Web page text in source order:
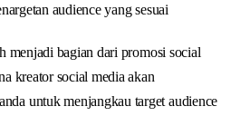
audience yang sesuai
menjadi bagian dari promosi social
kreator social media akan
untuk menjangkau target audience